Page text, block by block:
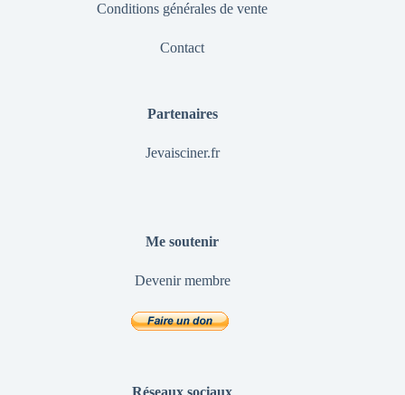
Conditions générales de vente
Contact
Partenaires
Jevaisciner.fr
Me soutenir
Devenir membre
Réseaux sociaux